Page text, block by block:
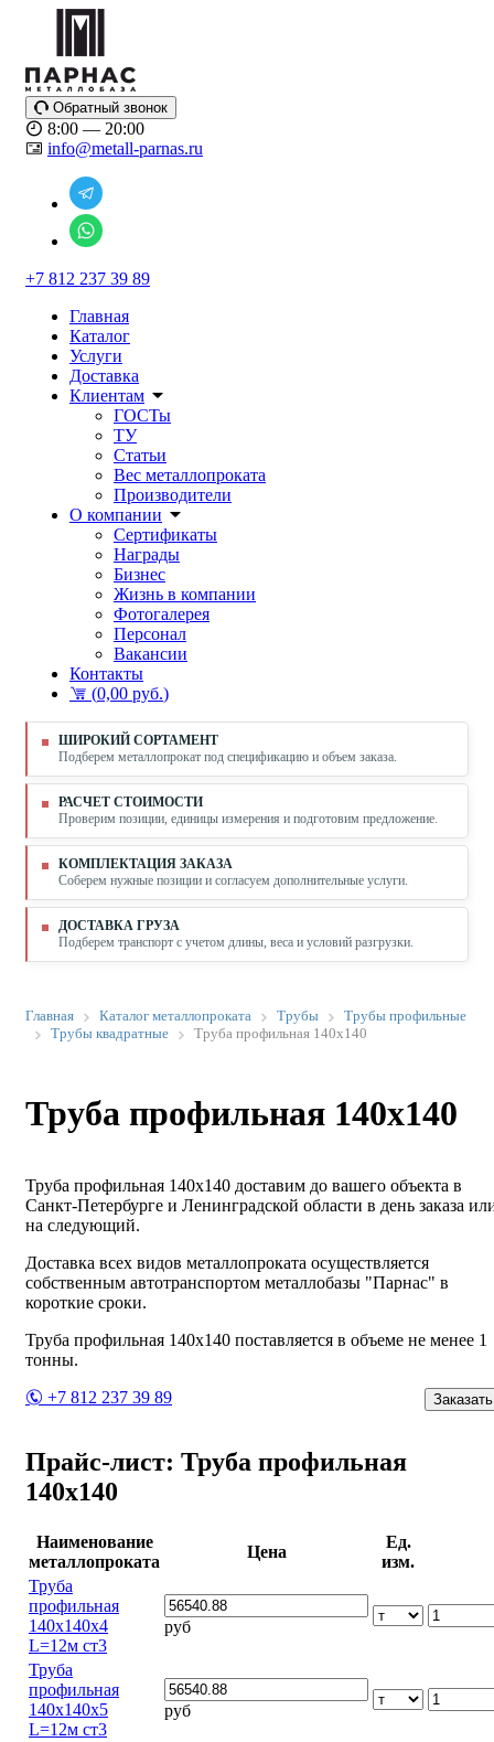
Обратный звонок
8:00 — 20:00
info@metall-parnas.ru
+7 812 237 39 89
Главная
Каталог
Услуги
Доставка
Клиентам
ГОСТы
ТУ
Статьи
Вес металлопроката
Производители
О компании
Сертификаты
Награды
Бизнес
Жизнь в компании
Фотогалерея
Персонал
Вакансии
Контакты
(0,00 руб.)
ШИРОКИЙ СОРТАМЕНТ
Подберем металлопрокат под спецификацию и объем заказа.
РАСЧЕТ СТОИМОСТИ
Проверим позиции, единицы измерения и подготовим предложение.
КОМПЛЕКТАЦИЯ ЗАКАЗА
Соберем нужные позиции и согласуем дополнительные услуги.
ДОСТАВКА ГРУЗА
Подберем транспорт с учетом длины, веса и условий разгрузки.
Главная Каталог металлопроката Трубы
Трубы профильные
Трубы квадратные
Труба профильная 140х140
Труба профильная 140х140
Труба профильная 140х140 доставим до вашего объекта в
Санкт-Петербурге и Ленинградской области в день заказа
на следующий.
Доставка всех видов металлопроката осуществляется
собственным автотранспортом металлобазы "Парнас" в
короткие сроки.
Труба профильная 140х140 поставляется в объеме не менее 1
тонны.
+7 812 237 39 89
Заказать
Прайс-лист: Труба профильная
140х140
Наименование
металлопроката
Цена
Ед.
изм.
Труба
профильная
140х140х4
L=12м ст3
руб
Труба
профильная
140х140х5
L=12м ст3
руб